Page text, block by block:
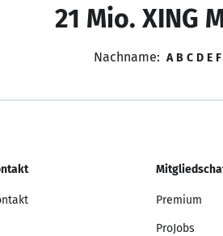
21 Mio. XING
Nachname: A B C D E F
Premium
ProJobs